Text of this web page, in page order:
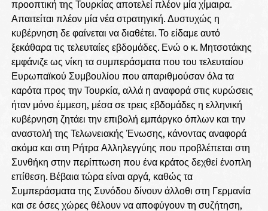
προοπτική της Τουρκίας αποτελεί πλέον μία χίμαιρα.
Απαιτείται πλέον μία νέα στρατηγική. Δυστυχώς η
κυβέρνηση δε φαίνεται να διαθέτει. Το είδαμε αυτό
ξεκάθαρα τις τελευταίες εβδομάδες. Ενώ ο κ. Μητσοτάκης
εμφάνιζε ως νίκη τα συμπεράσματα που του τελευταίου
Ευρωπαϊκού Συμβουλίου που απαριθμούσαν όλα τα
καρότα προς την Τουρκία, αλλά η αναφορά στις κυρώσεις
ήταν μόνο έμμεση, μέσα σε τρεις εβδομάδες η ελληνική
κυβέρνηση ζητάει την επιβολή εμπάργκο όπλων και την
αναστολή της Τελωνειακής Ένωσης, κάνοντας αναφορά
ακόμα και στη Ρήτρα Αλληλεγγύης που προβλέπεται στη
Συνθήκη στην περίπτωση που ένα κράτος δεχθεί ένοπλη
επίθεση. Βέβαια τώρα είναι αργά, καθώς τα
Συμπεράσματα της Συνόδου δίνουν άλλοθι στη Γερμανία
και σε όσες χώρες θέλουν να αποφύγουν τη συζήτηση,